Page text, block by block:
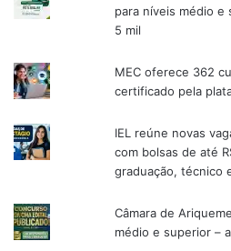
para níveis médio e
5 mil
MEC oferece 362
certificado pela
IEL reúne novas
com bolsas de até
graduação, técnico
Câmara de
médio e superior –